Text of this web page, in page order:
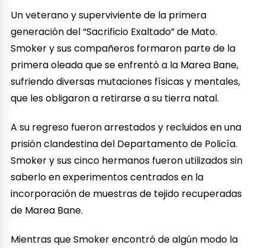
Un veterano y superviviente de la primera
generación del “Sacrificio Exaltado” de Mato.
Smoker y sus compañeros formaron parte de la
primera oleada que se enfrentó a la Marea Bane,
sufriendo diversas mutaciones físicas y mentales,
que les obligaron a retirarse a su tierra natal.
A su regreso fueron arrestados y recluidos en una
prisión clandestina del Departamento de Policía.
Smoker y sus cinco hermanos fueron utilizados sin
saberlo en experimentos centrados en la
incorporación de muestras de tejido recuperadas
de Marea Bane.
Mientras que Smoker encontró de algún modo la